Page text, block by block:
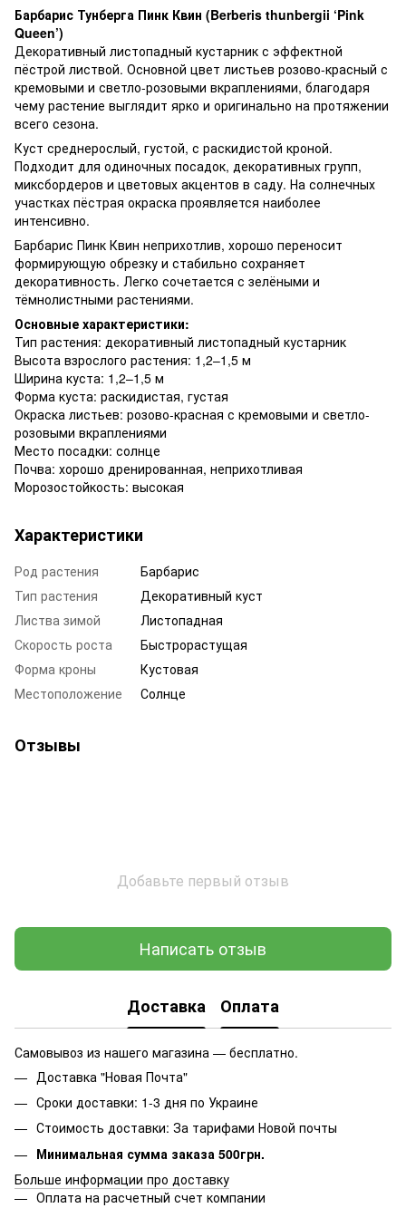
Барбарис Тунберга Пинк Квин (Berberis thunbergii ‘Pink
Queen’)
Декоративный листопадный кустарник с эффектной
пёстрой листвой. Основной цвет листьев розово-красный с
кремовыми и светло-розовыми вкраплениями, благодаря
чему растение выглядит ярко и оригинально на протяжении
всего сезона.
Куст среднерослый, густой, с раскидистой кроной.
Подходит для одиночных посадок, декоративных групп,
миксбордеров и цветовых акцентов в саду. На солнечных
участках пёстрая окраска проявляется наиболее
интенсивно.
Барбарис Пинк Квин неприхотлив, хорошо переносит
формирующую обрезку и стабильно сохраняет
декоративность. Легко сочетается с зелёными и
тёмнолистными растениями.
Основные характеристики:
Тип растения: декоративный листопадный кустарник
Высота взрослого растения: 1,2–1,5 м
Ширина куста: 1,2–1,5 м
Форма куста: раскидистая, густая
Окраска листьев: розово-красная с кремовыми и светло-
розовыми вкраплениями
Место посадки: солнце
Почва: хорошо дренированная, неприхотливая
Морозостойкость: высокая
Характеристики
Род растения
Барбарис
Тип растения
Декоративный куст
Листва зимой
Листопадная
Скорость роста
Быстрорастущая
Форма кроны
Кустовая
Местоположение
Солнце
Отзывы
Добавьте первый отзыв
Написать отзыв
Доставка Оплата
Самовывоз из нашего магазина — бесплатно.
Доставка "Новая Почта"
Сроки доставки: 1-3 дня по Украине
Стоимость доставки: За тарифами Новой почты
Минимальная сумма заказа 500грн.
Больше информации про доставку
Оплата на расчетный счет компании